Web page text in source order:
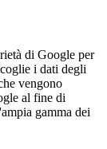
di Google per
i dati degli
vengono
al fine di
gamma dei